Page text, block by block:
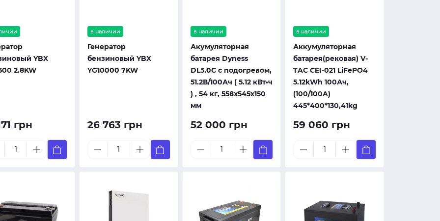
YBX
2.8KW
грн
в наличии
Генератор
бензиновый YBX
YG10000 7KW
26 763 грн
в наличии
Акумуляторная
батарея Dyness
DL5.0C с подогревом,
51.2В/100Ач ( 5.12 кВт•ч
) , 54 кг, 558х545х150
мм
52 000 грн
в наличии
Аккумуляторная
батарея(рековая) V-
TAC CEI-021 LiFePO4
5.12kWh 100Ач,
(100/100A)
445*400*130,41kg
59 060 грн